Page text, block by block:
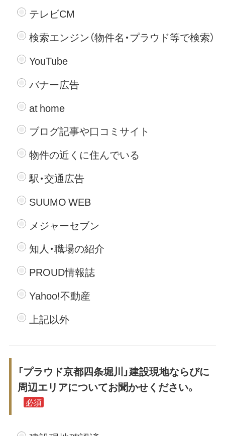
テレビCM
検索エンジン（物件名・プラウド等で検索）
YouTube
バナー広告
at home
ブログ記事や口コミサイト
物件の近くに住んでいる
駅・交通広告
SUUMO WEB
メジャーセブン
知人・職場の紹介
PROUD情報誌
Yahoo!不動産
上記以外
「プラウド京都四条堀川」建設現地ならびに
周辺エリアについてお聞かせください。
必須